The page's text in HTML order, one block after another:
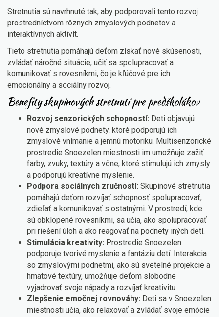
Stretnutia sú navrhnuté tak, aby podporovali tento rozvoj
prostredníctvom rôznych zmyslových podnetov a
interaktívnych aktivít.
Tieto stretnutia pomáhajú deťom získať nové skúsenosti,
zvládať náročné situácie, učiť sa spolupracovať a
komunikovať s rovesníkmi, čo je kľúčové pre ich
emocionálny a sociálny rozvoj.
Benefity skupinových stretnutí pre predškolákov
Rozvoj senzorických schopností: Deti objavujú
nové zmyslové podnety, ktoré podporujú ich
zmyslové vnímanie a jemnú motoriku. Multisenzorické
prostredie Snoezelen miestnosti im umožňuje zažiť
farby, zvuky, textúry a vône, ktoré stimulujú ich zmysly
a podporujú kreatívne myslenie.
Podpora sociálnych zručností: Skupinové stretnutia
pomáhajú deťom rozvíjať schopnosť spolupracovať,
zdieľať a komunikovať s ostatnými. V prostredí, kde
sú obklopené rovesníkmi, sa učia, ako spolupracovať
pri riešení úloh a ako reagovať na podnety iných detí.
Stimulácia kreativity: Prostredie Snoezelen
podporuje tvorivé myslenie a fantáziu detí. Interakcia
so zmyslovými podnetmi, ako sú svetelné projekcie a
hmatové textúry, umožňuje deťom slobodne
vyjadrovať svoje nápady a rozvíjať kreativitu.
Zlepšenie emočnej rovnováhy: Deti sa v Snoezelen
miestnosti učia, ako relaxovať a zvládať svoje emócie